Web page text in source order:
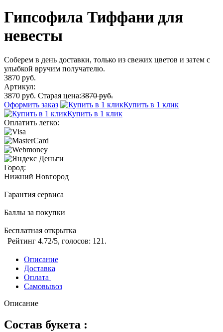
Гипсофила Тиффани для
невесты
Соберем в день доставки, только из свежих цветов и затем с
улыбкой вручим получателю.
3870 руб.
Артикул:
3870 руб. Старая цена:3870 руб.
Оформить заказ
Купить в 1 клик
Купить в 1 клик
Оплатить легко:
Город:
Нижний Новгород
Гарантия сервиса
Баллы за покупки
Бесплатная открытка
Рейтинг 4.72/5, голосов: 121 .
Описание
Доставка
Оплата
Самовывоз
Описание
Состав букета :